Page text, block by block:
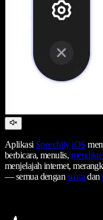
Aplikasi Speechify iOS
berbicara, menulis, mendikte
menjelajah internet,
— semua dengansuaradan